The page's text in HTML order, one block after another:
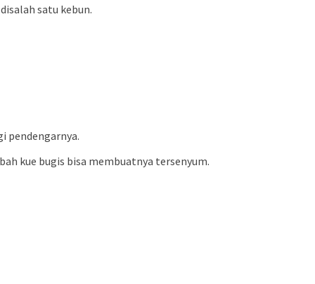
satu kebun.
pendengarnya.
kue bugis bisa membuatnya tersenyum.